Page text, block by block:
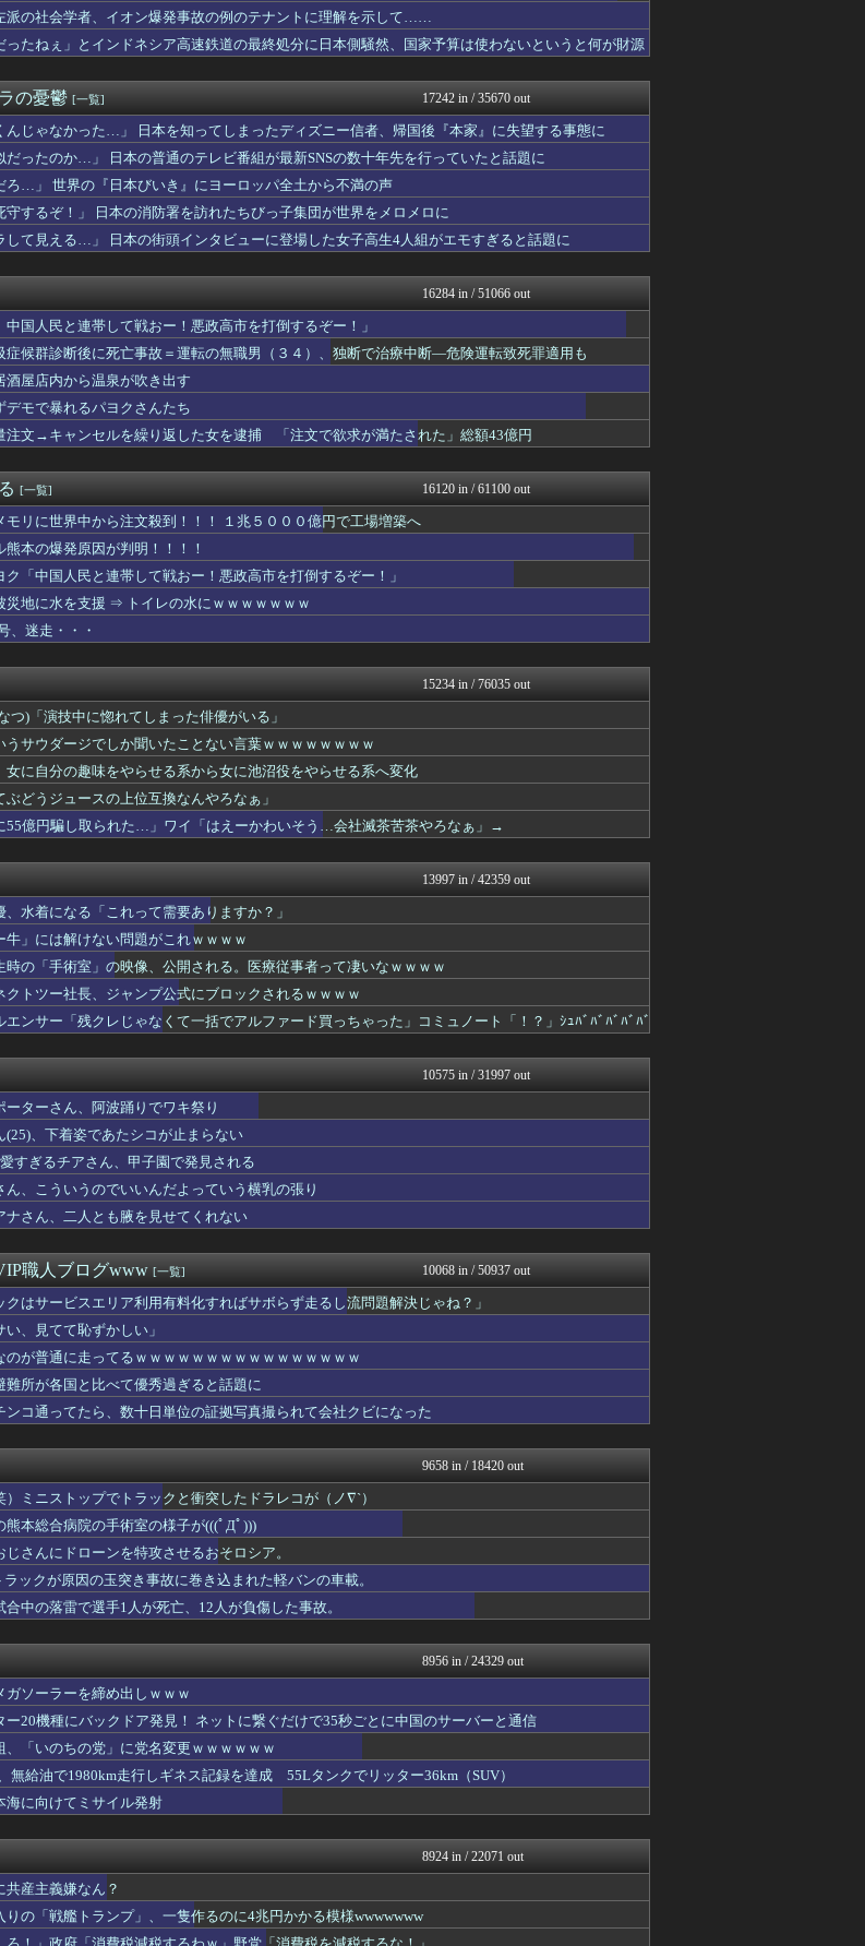
に上げる注射剤を開発。これこそノーベル賞だろ...
ガラパゴスジャパン - 海...
って握りづらそうだよね…
ヒーローNEWS
基礎議員1議席のみ獲得し『全て私の責任』と頭...
韓国ニュース反応まとめ
物を、味見もせずに色を見ただけで「薄そうだか...
婚外ちゃんねる
心肺停止 同乗看護師は適切な処置行わず、生徒...
なっただなんてｗｗ
奥様は鬼女-DQN返しまと...
突か…ファルコン9の上段！
軍事・ミリタリー速報☆彡
つかれ」看護助手の男を逮捕 90歳入院患者の顔...
国難にあってもの申す！！
度目で取った行動がこれｗｗｗ
いと話題にｗｗｗ 【Pickup06072...
アルファルファモザイク＠ネ...
をやらせる系から女に池沼役をやらせる系へ変化
VIPPER速報
ンド、一時は飛ぶ鳥を落とす勢いだったが今期の...
U-1 NEWS.
的にはクソゲーだと思うゲーム挙げてけ
ゲーム魔人
込まれる！！！【乃木坂46】
に戻す」発言は「私の覚悟」
の事をふと思い出した。もう24年は会ってな...
奥様は鬼女-DQN返しまと...
同情する気はないけど報告者も何だかなぁ…
奥様は鬼女-DQN返しまと...
育てた義兄。姪が十歳になった頃からおかしくな...
三角水着」公開でネットざわつき
がーるずレポート - ガー...
発行部数653万部から急降下でついに100...
フィルダースチョイス
産業、「プチプチ株式会社」に社名変更
コノユビニュース｜みんなの...
ｗｗｗｗｗｗｗｗｗwｗｗｗｗ
芸能人の気になる噂
、全裸ナマ乳がHすぎる
芸能人の気になる噂
のに女がブチ切れた理由ｗｗｗｗ
キスログ
ぎｗｗｗｗｗ
さいｗｗｗｗｗｗｗｗｗｗwwww
がる！
ハロン棒ch
持っていくのはダメだろう
奥様は鬼女-DQN返しまと...
が騒然！←「これは素晴らしい！」（海外の反応...
海外の反応スポーツ
の上位互換なんやろなぁ」
VIPPER速報
てしまうｗｗ
るwww
｢一時しのぎに過ぎない｣｢財政政策､金融政策...
理想ちゃんねる
してしまう・・・・・
NEWSまとめもりー｜2c...
感想：秋山さんの逆転の策がバ...
のリアルな本音が怖すぎる件ｗｗｗｗ
キスログ
会話。コーチ「今10段階で6ぐらい。来た時は...
スコールちゃんねる｜２ちゃ...
が、オススメあるか🥃
トレンドの通り道
若き主将が死去 携帯電話強盗に抵抗した末に石...
【サッカー まとめ】サカラ...
ら注文殺到！！！ １兆５０００億円で工場増築...
うかと思った」･･････････ﾊﾟｼｬｯ...
即座に爆音で鳴き出して毎日朝4時に叩き起こし...
子育てちゃんねる
発見されるｗｗｗｗｗｗｗ
女子アナお宝画像速報－5c...
きだった
ぎ！！！！！
watch＠２ちゃんねる
さん、ペローナちゃんとフラグが立ちまくるｗｗ...
アニはつ -アニメ発信場-
ちの党」に改名ｗｗｗｗ
Zチャンネル＠VIP
9割、ディスク市場縮小の大きな影響は想定して...
mutyunのゲーム+αブ...
ク」ってよく考えると時系列がおかしいな
で「熊本地震対策本部会議」各省庁からヒア...
ない体になるけど足が10cm伸びます」←コ...
ネラーボイス
ないので11年後には生活保護に殺到、どうすん...
マジキチ速報
い😭
や誤配達で住民から悲鳴 特区民泊を導入した東...
、ムカつきすぎてどうしていいのか分からなくな...
アルファルファモザイク＠ネ...
と新井リマおって草
あらまめ2ch
務省敗北 首相の不信根強く 人事介入をちらつか...
黒マッチョニュース
ので行き当たりばったりの旅行しかできません
コンテンツ・声優 | ラブ...
話が出来るのにお前らときたら……
1日360万ウォン！出産直後に家計が傾く」と...
韓国ニュース反応まとめ
が「日本人と間違われた」衝撃エピソードが示す...
モッコスヌ〜ン
どちょっと距離感がなくて苦手なタイプ「ご両親...
、日本はタイ、インドネシアに次いで3位ランク...
国難にあってもの申す！！
内心ムカついてた嫁の髪に隠された美しさを知っ...
キスログ
ｗｗｗｗｗｗｗｗｗｗｗｗｗｗｗｗｗｗｗｗｗｗ...
アルファルファモザイク＠ネ...
ートをするｗｗｗｗｗｗｗｗｗｗｗ
ラビット速報
ることが判明ｗｗｗｗｗｗｗｗｗｗｗｗｗｗｗｗ...
思考ちゃんねる
ることが判明ｗｗｗｗｗｗｗｗｗｗｗｗｗｗｗｗ...
高いけど美味そうだし一丁買ってみるか...
人と話したくないので家に引きこもってPCでア...
mashlife通信
ｗ 【乃木坂46】
坂道情報通～乃木坂46まと...
が損傷しガス漏れ、着火した可能性」高圧ガス保...
人のところに行きます。探さないで」とだけ送っ...
弾きなさい」新婦「…」→披露宴で繰り広げられた...
鬼女はみた -修羅場・恋愛...
。新井監督「特別な日の試合だったので負けて悔... 広島東洋カープまとめブログ...
派の社会学者、イオン爆発事故の例のテナントに理解を示して……
ったねぇ」とインドネシア高速鉄道の最終処分に日本側騒然、国家予算は使わないというと何が財源
の憂鬱 [一覧] 17242 in / 35670 out
んじゃなかった…」 日本を知ってしまったディズニー信者、帰国後『本家』に失望する事態に
だったのか…」 日本の普通のテレビ番組が最新SNSの数十年先を行っていたと話題に
ろ…」 世界の『日本びいき』にヨーロッパ全土から不満の声
守するぞ！」 日本の消防署を訪れたちびっ子集団が世界をメロメロに
して見える…」 日本の街頭インタビューに登場した女子高生4人組がエモすぎると話題に
16284 in / 51066 out
国人民と連帯して戦おー！悪政高市を打倒するぞー！」
症候群診断後に死亡事故＝運転の無職男（３４）、独断で治療中断―危険運転致死罪適用も
酒屋店内から温泉が吹き出す
デモで暴れるパヨクさんたち
注文→キャンセルを繰り返した女を逮捕 「注文で欲求が満たされた」総額43億円
[一覧] 16120 in / 61100 out
モリに世界中から注文殺到！！！ １兆５０００億円で工場増築へ
熊本の爆発原因が判明！！！！
「中国人民と連帯して戦おー！悪政高市を打倒するぞー！」
災地に水を支援 ⇒ トイレの水にｗｗｗｗｗｗｗ
、迷走・・・
15234 in / 76035 out
つ)「演技中に惚れてしまった俳優がいる」
うサウダージでしか聞いたことない言葉ｗｗｗｗｗｗｗｗ
女に自分の趣味をやらせる系から女に池沼役をやらせる系へ変化
どうジュースの上位互換なんやろなぁ」
55億円騙し取られた…」ワイ「はえーかわいそう…会社滅茶苦茶やろなぁ」→
13997 in / 42359 out
、水着になる「これって需要ありますか？」
牛」には解けない問題がこれｗｗｗｗ
時の「手術室」の映像、公開される。医療従事者って凄いなｗｗｗｗ
クトツー社長、ジャンプ公式にブロックされるｗｗｗｗ
エンサー「残クレじゃなくて一括でアルファード買っちゃった」コミュノート「！？」ｼｭﾊﾞﾊﾞﾊﾞﾊﾞﾊﾞ
10575 in / 31997 out
ーターさん、阿波踊りでワキ祭り
(25)、下着姿であたシコが止まらない
愛すぎるチアさん、甲子園で発見される
、こういうのでいいんだよっていう横乳の張り
ナさん、二人とも腋を見せてくれない
職人ブログwww [一覧] 10068 in / 50937 out
クはサービスエリア利用有料化すればサボらず走るし流問題解決じゃね？」
、見てて恥ずかしい」
のが普通に走ってるｗｗｗｗｗｗｗｗｗｗｗｗｗｗｗｗ
難所が各国と比べて優秀過ぎると話題に
ンコ通ってたら、数十日単位の証拠写真撮られて会社クビになった
9658 in / 18420 out
）ミニストップでトラックと衝突したドラレコが（ノ∇`）
熊本総合病院の手術室の様子が(((ﾟДﾟ)))
じさんにドローンを特攻させるおそロシア。
ラックが原因の玉突き事故に巻き込まれた軽バンの車載。
合中の落雷で選手1人が死亡、12人が負傷した事故。
8956 in / 24329 out
ガソーラーを締め出しｗｗｗ
ー20機種にバックドア発見！ ネットに繋ぐだけで35秒ごとに中国のサーバーと通信
、「いのちの党」に党名変更ｗｗｗｗｗｗ
、無給油で1980km走行しギネス記録を達成 55Lタンクでリッター36km（SUV）
海に向けてミサイル発射
8924 in / 22071 out
共産主義嫌なん？
りの「戦艦トランプ」、一隻作るのに4兆円かかる模様wwwwwww